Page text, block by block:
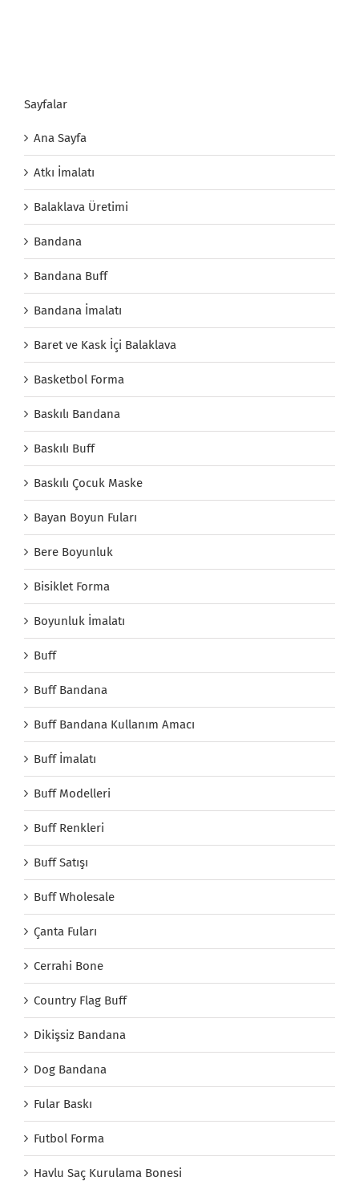
Sayfalar
Ana Sayfa
Atkı İmalatı
Balaklava Üretimi
Bandana
Bandana Buff
Bandana İmalatı
Baret ve Kask İçi Balaklava
Basketbol Forma
Baskılı Bandana
Baskılı Buff
Baskılı Çocuk Maske
Bayan Boyun Fuları
Bere Boyunluk
Bisiklet Forma
Boyunluk İmalatı
Buff
Buff Bandana
Buff Bandana Kullanım Amacı
Buff İmalatı
Buff Modelleri
Buff Renkleri
Buff Satışı
Buff Wholesale
Çanta Fuları
Cerrahi Bone
Country Flag Buff
Dikişsiz Bandana
Dog Bandana
Fular Baskı
Futbol Forma
Havlu Saç Kurulama Bonesi